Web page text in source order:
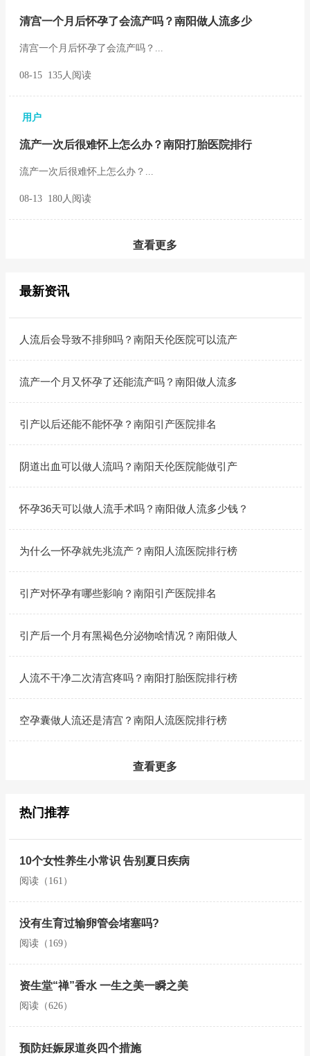
清宫一个月后怀孕了会流产吗？南阳做人流多少
清宫一个月后怀孕了会流产吗？...
08-15 135人阅读
用户
流产一次后很难怀上怎么办？南阳打胎医院排行
流产一次后很难怀上怎么办？...
08-13 180人阅读
查看更多
最新资讯
人流后会导致不排卵吗？南阳天伦医院可以流产
流产一个月又怀孕了还能流产吗？南阳做人流多
引产以后还能不能怀孕？南阳引产医院排名
阴道出血可以做人流吗？南阳天伦医院能做引产
怀孕36天可以做人流手术吗？南阳做人流多少钱？
为什么一怀孕就先兆流产？南阳人流医院排行榜
引产对怀孕有哪些影响？南阳引产医院排名
引产后一个月有黑褐色分泌物啥情况？南阳做人
人流不干净二次清宫疼吗？南阳打胎医院排行榜
空孕囊做人流还是清宫？南阳人流医院排行榜
查看更多
热门推荐
10个女性养生小常识 告别夏日疾病
阅读（161）
没有生育过输卵管会堵塞吗?
阅读（169）
资生堂“禅”香水 一生之美一瞬之美
阅读（626）
预防妊娠尿道炎四个措施